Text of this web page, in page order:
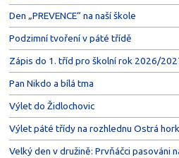
Den „PREVENCE“ na naší škole
Podzimní tvoření v páté třídě
Zápis do 1. tříd pro školní rok 2026/
Pan Nikdo a bílá tma
Výlet do Židlochovic
Výlet páté třídy na rozhlednu Ostrá
Velký den v družině: Prvňáčci pasováni